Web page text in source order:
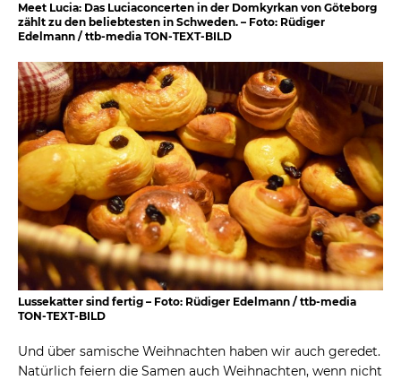
Meet Lucia: Das Luciaconcerten in der Domkyrkan von Göteborg
zählt zu den beliebtesten in Schweden. – Foto: Rüdiger
Edelmann / ttb-media TON-TEXT-BILD
Lussekatter sind fertig – Foto: Rüdiger Edelmann / ttb-media
TON-TEXT-BILD
Und über samische Weihnachten haben wir auch geredet.
Natürlich feiern die Samen auch Weihnachten, wenn nicht